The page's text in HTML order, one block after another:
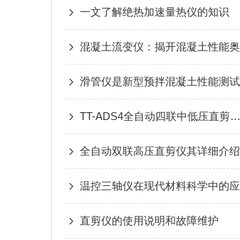
一文了解绝热加速量热仪的知识
TT-ADS4全自动四联中低压直剪仪-苏州拓测仪器设备有限公司
全自动双联高压直剪仪其详细介绍
直剪仪的使用说明和故障维护